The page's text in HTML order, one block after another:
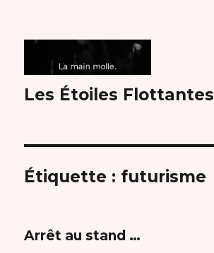
Les Étoiles Flottantes
Étiquette : futurisme
Arrêt au stand …